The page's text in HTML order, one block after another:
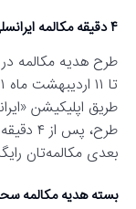
۴ دقیقه مکالمه ایرانسلی، ۴۰ دقیقه بعدی رایگان!
طریق اپلیکیشن
بعدی مکالمه‌تان
بسته هدیه مکالمه